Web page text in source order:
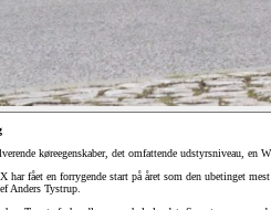
køreegenskaber, det omfattende udstyrsniveau,
har fået en forrygende start på året som den ubetinget
Anders Tystrup.